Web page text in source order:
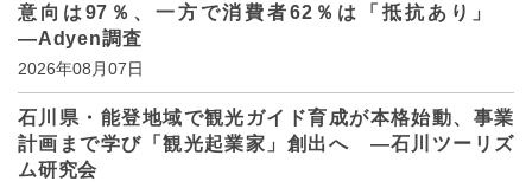
意向は97％、一方で消費者62％は「抵抗あり」
―Adyen調査
2026年08月07日
石川県・能登地域で観光ガイド育成が本格始動、事業
計画まで学び「観光起業家」創出へ ―石川ツーリズ
ム研究会